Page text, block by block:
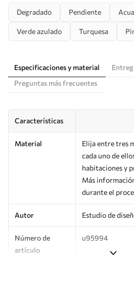
Degradado Pendiente
Verde azulado Turquesa
Especificaciones y material
Preguntas más frecuentes
Características
Material
Elija entre tres
cada uno de
habitaciones y
Más
durante el
Autor Estudio de
Número de
artículo
u95994